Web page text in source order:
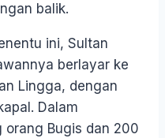
balik.
ini, Sultan
berlayar ke
Lingga, dengan
Dalam
orang Bugis dan 200